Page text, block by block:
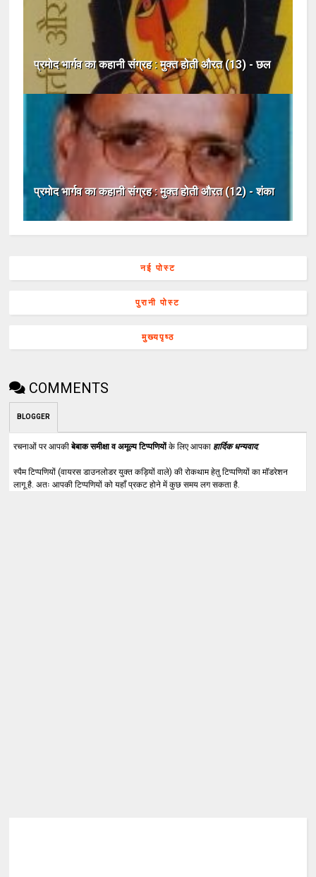
प्रमोद भार्गव का कहानी संग्रह : मुक्त होती औरत (13) - छल
प्रमोद भार्गव का कहानी संग्रह : मुक्त होती औरत (12) - शंका
नई पोस्ट
पुरानी पोस्ट
मुख्यपृष्ठ
COMMENTS
BLOGGER
रचनाओं पर आपकीबेबाक समीक्षा व अमूल्य टिप्पणियोंके लिए आपका हार्दिक धन्यवाद.
स्पैम टिप्पणियों (वायरस डाउनलोडर युक्त कड़ियों वाले) की रोकथाम हेतु टिप्पणियों का मॉडरेशन
लागू है. अतः आपकी टिप्पणियों को यहाँ प्रकट होने में कुछ समय लग सकता है.